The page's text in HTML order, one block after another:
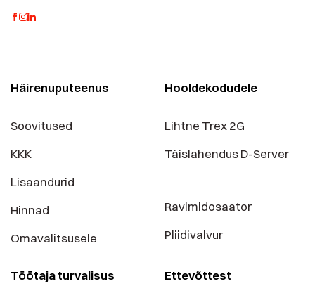
Häirenuputeenus
Soovitused
KKK
Lisaandurid
Hinnad
Omavalitsusele
Hooldekodudele
Lihtne Trex 2G
Täislahendus D-Server
Ravimidosaator
Pliidivalvur
Töötaja turvalisus Ettevõttest